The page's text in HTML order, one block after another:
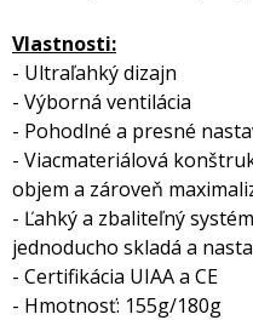
Vlastnosti:
- Ultraľahký dizajn
- Výborná ventilácia
- Pohodlné a presné
- Viacmateriálová
objem a zároveň
- Ľahký a zbaliteľný
jednoducho skladá a
- Certifikácia UIAA a CE
- Hmotnosť: 155g/180g